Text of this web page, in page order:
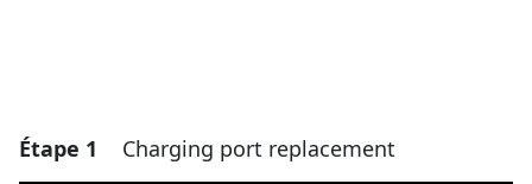
Étape 1 Charging port replacement